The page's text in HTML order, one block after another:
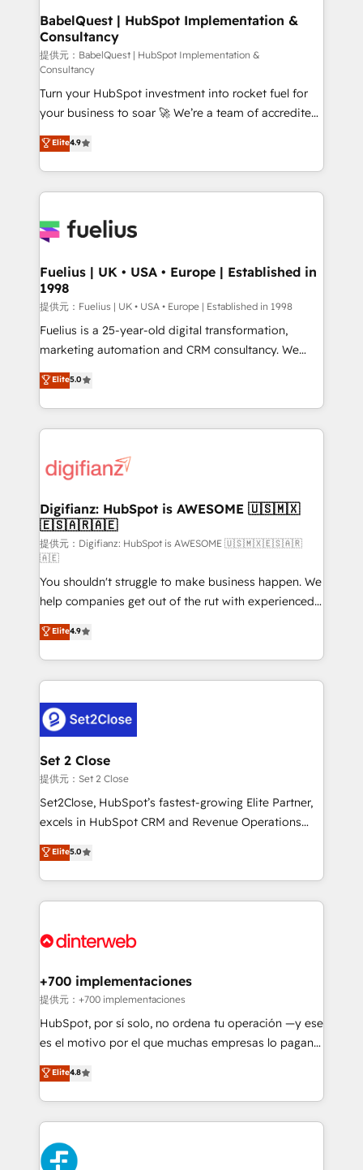
super skilled members) • 150+ Clients for Sales Hub,
Marketing Hub, Service Hub, Data Hub and Website
(CMS) • ISO/IEC 27001:2022, ISO 9001:2015 and
now... ISO 42001: 2023 certified • Exclusive AI
'GuardHub' governance framework, based on ISO
42001 - helping you 'organise complexity' 𝗥𝗲𝗮𝗱𝘆
𝗳𝗼𝗿 𝘁𝗵𝗲 𝗻𝗲𝘅𝘁 𝘀𝘁𝗲𝗽? Click the 👈 '𝗖𝗼𝗻𝘁𝗮𝗰𝘁
𝗯𝘂𝘀𝗶𝗻𝗲𝘀𝘀' button to get in touch (𝘸𝘦'𝘳𝘦 𝘴𝘶𝘱𝘦𝘳
𝘳𝘦𝘴𝘱𝘰𝘯𝘴𝘪𝘷𝘦)
BabelQuest | HubSpot Implementation &
Consultancy
提供元：BabelQuest | HubSpot Implementation &
Consultancy
Turn your HubSpot investment into rocket fuel for
your business to soar 🚀 We’re a team of accredited
HubSpot experts ready to help you. We can
implement the platform into complex business
environments, optimise what you've got and make
sure you can actually use it, build your website in
for you and execute it on HubSpot. We are on the
framework, meaning we've been accredited by
HubSpot and vetted by the CCS, which means we
can support public sector companies as well the
other ones listed in our profile. Our services: -
HubSpot implementation - HubSpot CMS website
is there for you to: - Grow revenue, and run your
business more efficiently - Build stronger
more people - Get the most out of your HubSpot
investment
Elite4.9
Fuelius | UK • USA • Europe | Established in
1998
提供元：Fuelius | UK • USA • Europe | Established in 1998
Fuelius is a 25-year-old digital transformation,
marketing automation and CRM consultancy. We
enable mid-market and enterprise clients to
maximise their return from digital and fuel their
growth. We modernise platforms, streamline
operations that are causing inefficiencies, improve
supercharge revenue operations Key services: • CRM
Transformation / Web Development • RevOps &
Sales Consulting • Marketing Automation What
makes us different? 🚀 Top 0.5% of global HubSpot
agencies ⚙️ The strongest technical ability and
integration capabilities 💼 Consultative, long-term
partners who will embed ourselves into your
business, processes and systems 🏢 We specialise in
working with mid-market and enterprise
organisations, global organisations and those with
complex use cases 🏆 CRM Implementation,
Platform Enablement, Custom Integration and
Onboarding Accredited 🔐 ISO27001 & ISO9001
Certified
Elite5.0
Digifianz: HubSpot is AWESOME 🇺🇸🇲🇽
🇪🇸🇦🇷🇦🇪
提供元：Digifianz: HubSpot is AWESOME 🇺🇸🇲🇽🇪🇸🇦🇷
🇦🇪
You shouldn't struggle to make business happen. We
help companies get out of the rut with experienced,
process-oriented teams implementing HubSpot
Marketing, Sales, Service, CMS and Operations Hub,
so selling and actually engaging with your customers
feels easy and pain-free. We are a top ranked
and Customer First Awards, 4.9/5 rating in HubSpot
Reviews and 4.9/5 rating in Clutch Reviews. Digifianz
helps the following industries: logistics & 3PL, home
improvement & construction, branding and
commercialization, real estate, health, education,
SaaS, Software Dev & IT and consulting, make the
the United States, EU, UAE, Mexico and Latin
America. From casual user to super fan: make
Elite4.9
Set 2 Close
提供元：Set 2 Close
Set2Close, HubSpot’s fastest-growing Elite Partner,
excels in HubSpot CRM and Revenue Operations
(RevOps) services to boost B2B sales and growth.
As a top HubSpot Elite Partner, we specialize in
custom HubSpot CRM solutions. Our experts design,
implement, and optimize systems to enhance user
marketing, and service teams. From setup to
management, and speed up deal closures. With 500+
projects completed, our Agile approach ensures your
HubSpot CRM drives measurable results. Our
RevOps services align your sales, marketing, and
optimize the revenue lifecycle—lead generation to
retention—by refining processes and eliminating
maximize profitability and adapt to your goals.
Elite5.0
+700 implementaciones
提供元：+700 implementaciones
HubSpot, por sí solo, no ordena tu operación —y ese
es el motivo por el que muchas empresas lo pagan y
aun así no crecen. Suele ser un círculo: procesos que
no generan datos confiables, datos que no permiten
decidir bien, y decisiones que no logran mejorar los
procesos. Y así, vuelta tras vuelta, el negocio gira sin
avanzar —un problema que tiene menos que ver con
el CRM y más con cómo opera la empresa por
Elite4.8